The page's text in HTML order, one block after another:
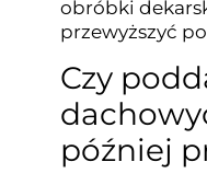
obróbki
przewyższyć
Czy
później